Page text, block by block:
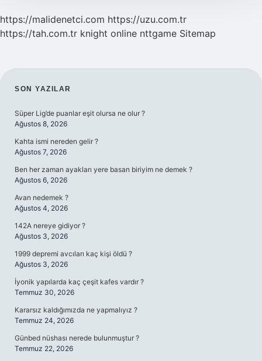
https://malidenetci.com https://uzu.com.tr
https://tah.com.tr knight online nttgame Sitemap
SIDEBAR
SON YAZILAR
Süper Lig’de puanlar eşit olursa ne olur ?
Ağustos 8, 2026
Kahta ismi nereden gelir ?
Ağustos 7, 2026
Ben her zaman ayakları yere basan biriyim ne demek ?
Ağustos 6, 2026
Avan nedemek ?
Ağustos 4, 2026
142A nereye gidiyor ?
Ağustos 3, 2026
1999 depremi avcıları kaç kişi öldü ?
Ağustos 3, 2026
İyonik yapılarda kaç çeşit kafes vardır ?
Temmuz 30, 2026
Kararsız kaldığımızda ne yapmalıyız ?
Temmuz 24, 2026
Günbed nüshası nerede bulunmuştur ?
Temmuz 22, 2026